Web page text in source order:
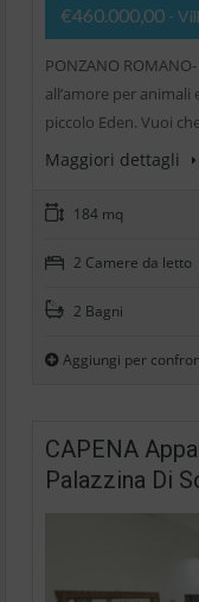
€460.000,00 -
PONZANO
all’amore per
piccolo Eden. Vuoi
Maggiori dettagli
184 mq
2 Camere da letto
2 Bagni
Aggiungi per
CAPENA
Palazzina Di